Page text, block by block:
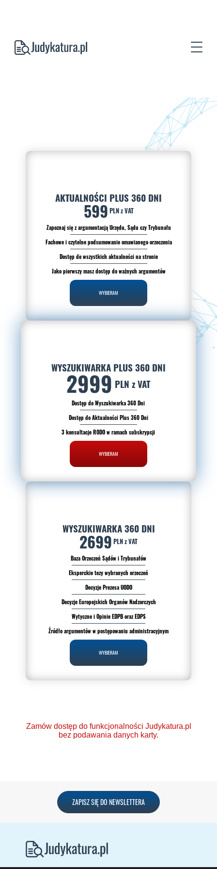
AKTUALNOŚCI PLUS 360 DNI
599 PLN z VAT
Zapoznaj się z argumentacją Urzędu, Sądu czy Trybunału
Fachowe i czytelne podsumowanie omawianego orzeczenia
Dostęp do wszystkich aktualności na stronie
Jako pierwszy masz dostęp do ważnych argumentów
WYBIERAM
WYSZUKIWARKA PLUS 360 DNI
2999 PLN z VAT
Dostęp do Wyszukiwarka 360 Dni
Dostęp do Aktualności Plus 360 Dni
3 konsultacje RODO w ramach subskrypcji
WYBIERAM
WYSZUKIWARKA 360 DNI
2699 PLN z VAT
Baza Orzeczeń Sądów i Trybunałów
Eksperckie tezy wybranych orzeczeń
Decyzje Prezesa UODO
Decyzje Europejskich Organów Nadzorczych
Wytyczne i Opinie EDPB oraz EDPS
Źródło argumentów w postępowaniu administracyjnym
WYBIERAM
Zamów dostęp do funkcjonalności Judykatura.pl
bez podawania danych karty.
Ponad 2000 orzeczeń
o Ochronie Danych
Codzienna aktualizacja
ZAPISZ SIĘ DO NEWSLETTERA